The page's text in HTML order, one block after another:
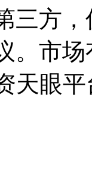
三方
。市
天眼平